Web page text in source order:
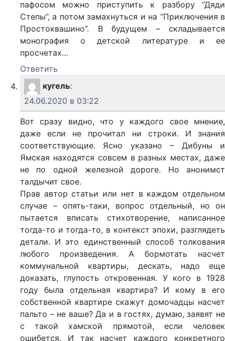
пафосом можно приступить к разбору “Дяди
Степы”, а потом замахнуться и на “Приключения в
Простоквашино”. В будущем – складывается
монография о детской литературе и ее
просчетах…
Ответить
кугель:
24.06.2020 в 03:22
Вот сразу видно, что у каждого свое мнение,
даже если не прочитал ни строки. И знания
соответствующие. Ясно указано – Дибуны и
Ямская находятся совсем в разных местах, даже
не по одной железной дороге. Но анонимст
талдычит свое.
Прав автор статьи или нет в каждом отдельном
случае – опять-таки, вопрос отдельный, но он
пытается вписать стихотворение, написанное
тогда-то и тогда-то, в контекст эпохи, разглядеть
детали. И это единственный способ толкования
любого произведения. А бормотать насчет
коммунальной квартиры, дескать, надо еще
доказать, глупость откровенная. У кого в 1928
году была отдельная квартира? И кому в его
собственной квартире скажут домочадцы насчет
пальто – не ваше? Да и в гостях, думаю, заявят не
с такой хамской прямотой, если человек
ошибется. И так насчет каждого конкретного